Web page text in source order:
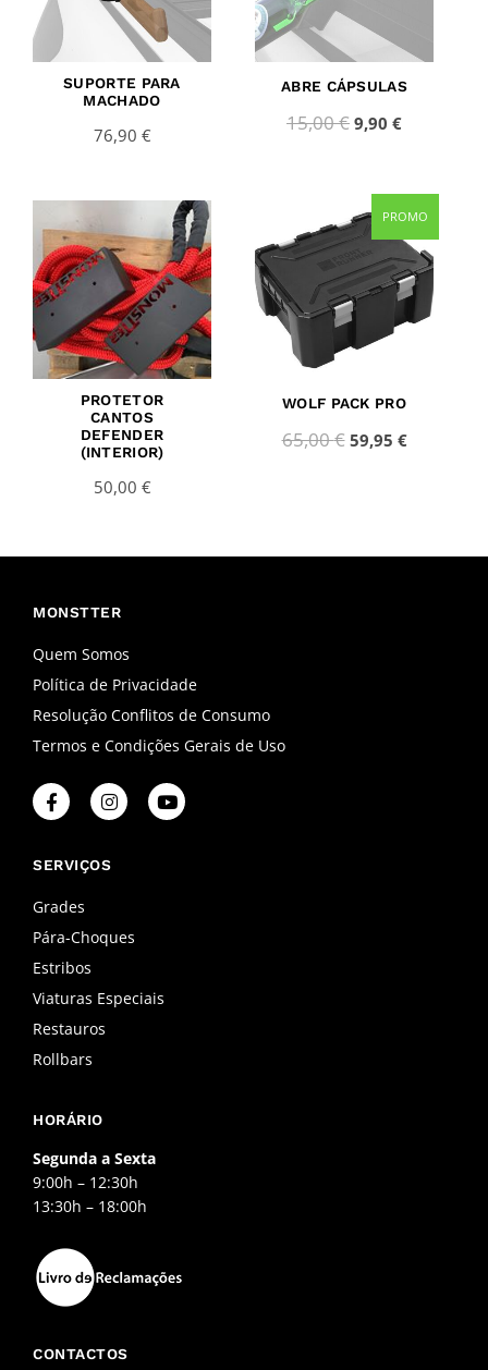
SUPORTE PARA
MACHADO
76,90 €
ABRE CÁPSULAS
15,00€ 9,90 €
PROTETOR
CANTOS
DEFENDER
(INTERIOR)
50,00 €
PROMO
WOLF PACK PRO
65,00€
Original
price
was:
65,00 €.
59,95 €
Current
price
is:
59,95 €.
MONSTTER
Quem Somos
Política de Privacidade
Resolução Conflitos de Consumo
Termos e Condições Gerais de Uso
F
a
c
b
o
k
-
f
I
n
s
a
m
Y
o
u
SERVIÇOS
Grades
Pára-Choques
Estribos
Viaturas Especiais
Restauros
Rollbars
HORÁRIO
Segunda a Sexta
9:00h – 12:30h
13:30h – 18:00h
CONTACTOS